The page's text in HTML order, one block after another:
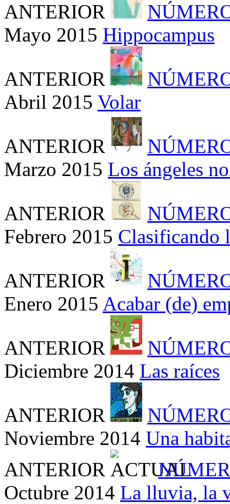
ANTERIOR
Mayo 2015 Hippocampus
ANTERIOR
Abril 2015 Volar
ANTERIOR
Marzo 2015 Los ángeles
ANTERIOR
Febrero 2015 Clasificando
ANTERIOR
Enero 2015 Acabar (de)
ANTERIOR
Diciembre 2014 Las raíces
ANTERIOR
Noviembre 2014 Una
ANTERIOR
Octubre 2014 La lluvia, la